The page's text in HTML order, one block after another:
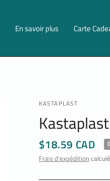
En savoir plus Carte
KASTAPLAST
$18.59 CAD
Frais d'expédition